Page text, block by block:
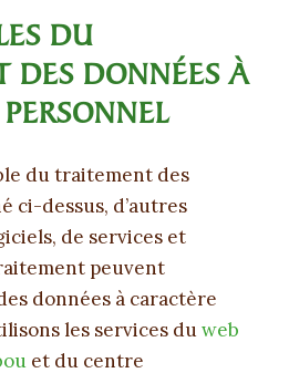
DU
DES DONNÉES À
du traitement des
ci-dessus, d’autres
de services et
peuvent
données à caractère
les services duweb
et du centre